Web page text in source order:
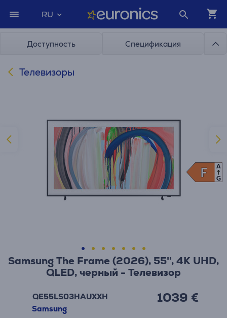
RU
Доступность Спецификация
Телевизоры
Samsung The Frame (2026), 55'', 4K UHD,
QLED, черный - Телевизор
QE55LS03HAUXXH
Samsung
1039 €
F
F
A
G